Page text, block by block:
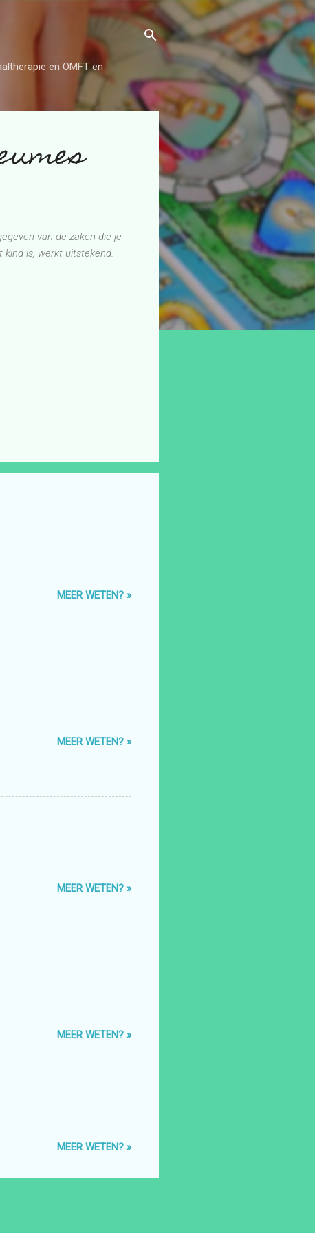
en OMFT en
van de zaken die je
is, werkt uitstekend.
MEER WETEN? »
MEER WETEN? »
MEER WETEN? »
MEER WETEN? »
MEER WETEN? »